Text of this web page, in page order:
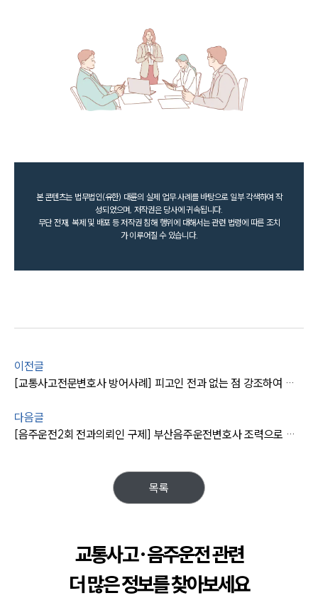
본 콘텐츠는 법무법인(유한) 대륜의 실제 업무 사례를 바탕으로 일부 각색하여 작
성되었으며, 저작권은 당사에 귀속됩니다.
무단 전재, 복제 및 배포 등 저작권 침해 행위에 대해서는 관련 법령에 따른 조치
가 이루어질 수 있습니다.
이전글
[교통사고전문변호사 방어사례] 피고인 전과 없는 점 강조하여 가벼운 벌금형 받아내
다음글
[음주운전2회 전과의뢰인 구제] 부산음주운전변호사 조력으로 음주운전2회 전과 의뢰인, 집행유예 받아냄
목록
교통사고·음주운전 관련
더 많은 정보를 찾아보세요